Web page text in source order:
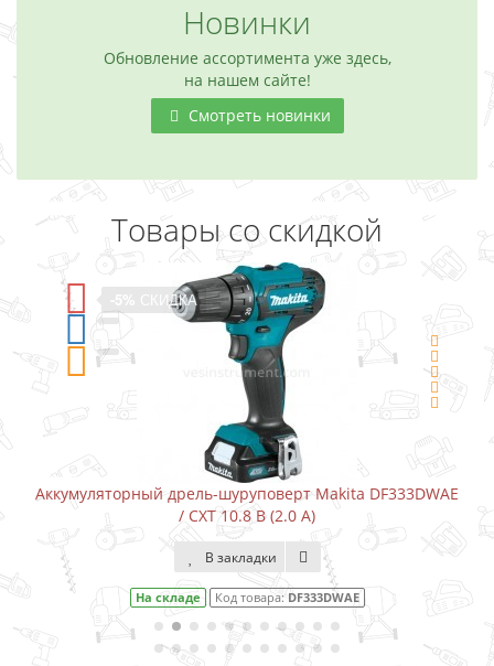
Новинки
Обновление ассортимента уже здесь,
на нашем сайте!
Смотреть новинки
Товары со скидкой
СКИДКА
Аккумуляторный дрель-шуруповерт Makita DF333DWAE
/ CXT 10.8 В (2.0 А)
В закладки
На складе Код товара: DF333DWAE